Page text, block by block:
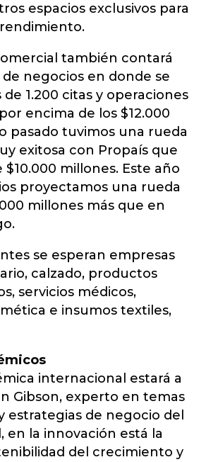
espacios exclusivos para
también contará
negocios en donde se
1.200 citas y operaciones
encima de los $12.000
pasado tuvimos una rueda
exitosa con Propaís que
millones. Este año
proyectamos una rueda
millones más que en
se esperan empresas
calzado, productos
servicios médicos,
e insumos textiles,
internacional estará a
Gibson, experto en temas
estrategias de negocio del
en la innovación está la
del crecimiento y